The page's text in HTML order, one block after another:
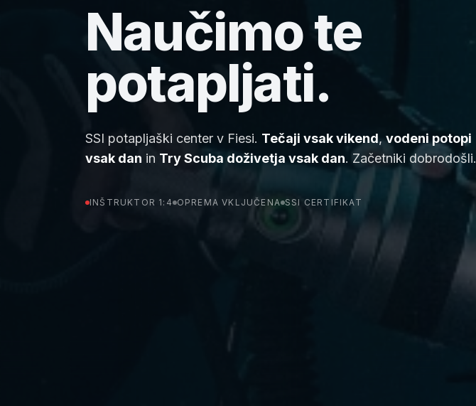
Naučimo te
potapljati.
SSI potapljaški center v Fiesi. Tečaji vsak vikend, vodeni potopi
vsak dan in Try Scuba doživetja vsak dan. Začetniki dobrodošli.
INŠTRUKTOR 1:4 OPREMA VKLJUČENA SSI CERTIFIKAT